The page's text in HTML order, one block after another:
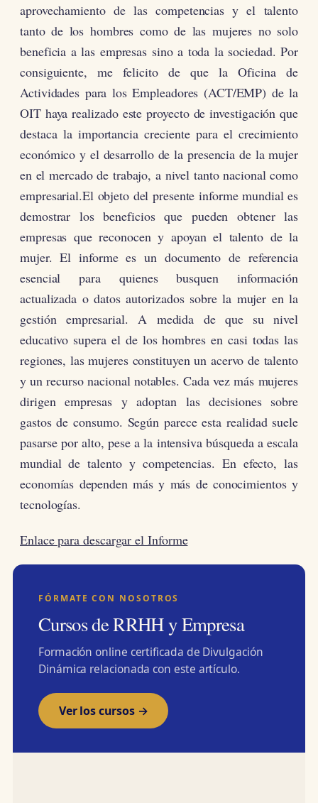
aprovechamiento de las competencias y el talento
tanto de los hombres como de las mujeres no solo
beneficia a las empresas sino a toda la sociedad. Por
consiguiente, me felicito de que la Oficina de
Actividades para los Empleadores (ACT/EMP) de la
OIT haya realizado este proyecto de investigación que
destaca la importancia creciente para el crecimiento
económico y el desarrollo de la presencia de la mujer
en el mercado de trabajo, a nivel tanto nacional como
empresarial.El objeto del presente informe mundial es
demostrar los beneficios que pueden obtener las
empresas que reconocen y apoyan el talento de la
mujer. El informe es un documento de referencia
esencial para quienes busquen información
actualizada o datos autorizados sobre la mujer en la
gestión empresarial. A medida de que su nivel
educativo supera el de los hombres en casi todas las
regiones, las mujeres constituyen un acervo de talento
y un recurso nacional notables. Cada vez más mujeres
dirigen empresas y adoptan las decisiones sobre
gastos de consumo. Según parece esta realidad suele
pasarse por alto, pese a la intensiva búsqueda a escala
mundial de talento y competencias. En efecto, las
economías dependen más y más de conocimientos y
tecnologías.
Enlace para descargar el Informe
FÓRMATE CON NOSOTROS
Cursos de RRHH y Empresa
Formación online certificada de Divulgación
Dinámica relacionada con este artículo.
Ver los cursos →